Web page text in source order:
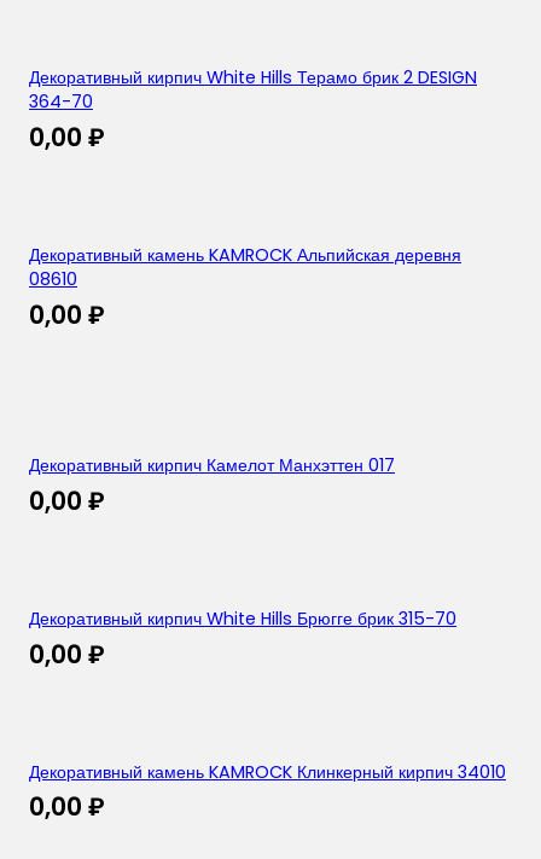
Декоративный кирпич White Hills Терамо брик 2 DESIGN
364-70
0,00 ₽
Декоративный камень KAMROCK Альпийская деревня
08610
0,00 ₽
Декоративный кирпич Камелот Манхэттен 017
0,00 ₽
Декоративный кирпич White Hills Брюгге брик 315-70
0,00 ₽
Декоративный камень KAMROCK Клинкерный кирпич 34010
0,00 ₽